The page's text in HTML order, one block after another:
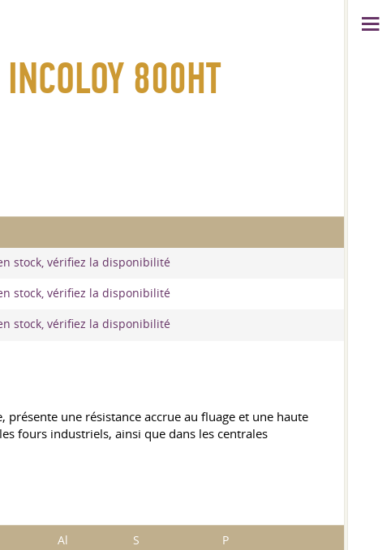
800HT
stock, vérifiez la disponibilité
stock, vérifiez la disponibilité
stock, vérifiez la disponibilité
une résistance accrue au fluage et une haute
fours industriels, ainsi que dans les centrales
Al S P